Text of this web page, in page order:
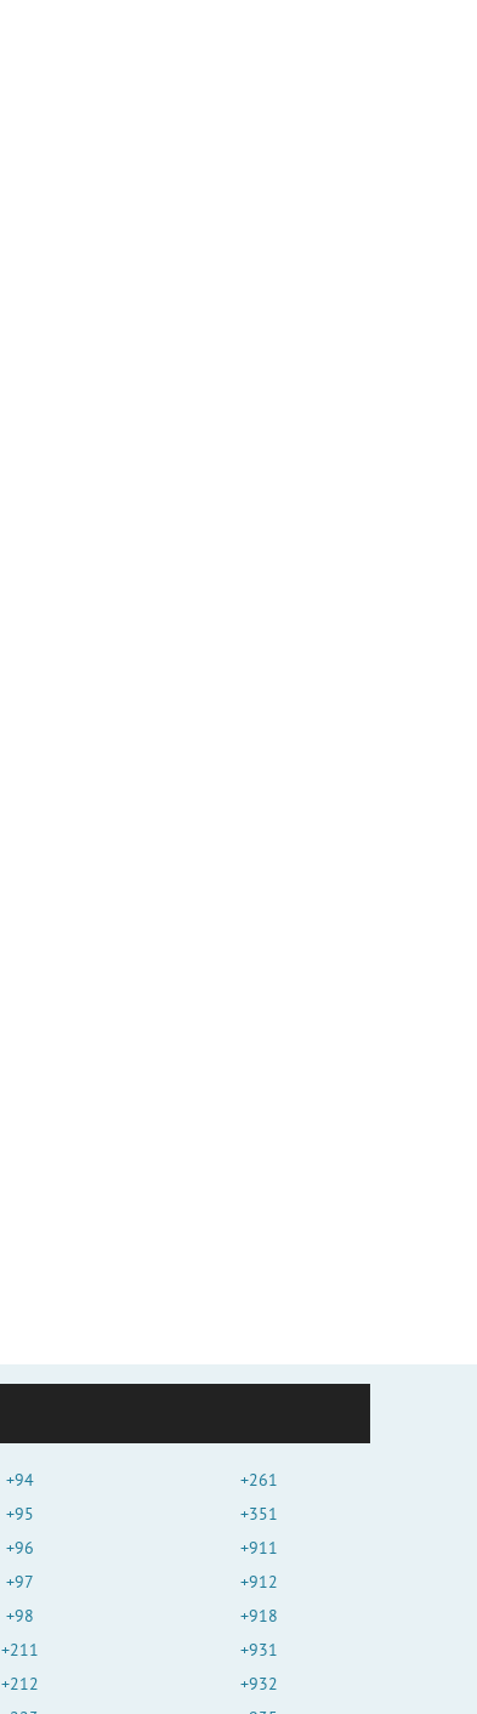
+94
+95
+96
+97
+98
+211
+212
+261
+351
+911
+912
+918
+931
+932